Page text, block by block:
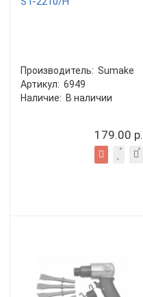
Производитель: Sumake
Артикул: 6949
Наличие: В наличии
179.00 р.